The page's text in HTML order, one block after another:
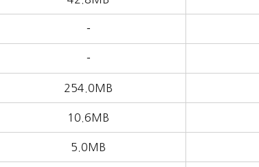
－
－
254.0MB
10.6MB
5.0MB